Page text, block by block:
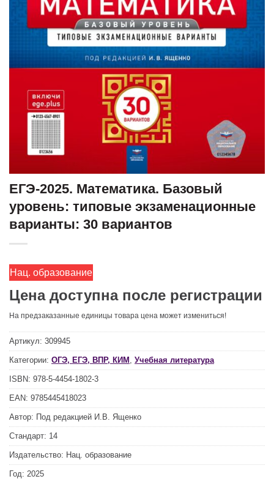
ЕГЭ-2025. Математика. Базовый
уровень: типовые экзаменационные
варианты: 30 вариантов
Нац. образование
Цена доступна после регистрации
На предзаказанные единицы товара цена может измениться!
Артикул: 309945
Категории: ОГЭ, ЕГЭ, ВПР, КИМ Учебная литература
ISBN: 978-5-4454-1802-3
EAN: 9785445418023
Автор: Под редакцией И.В. Ященко
Стандарт: 14
Издательство: Нац. образование
Год: 2025